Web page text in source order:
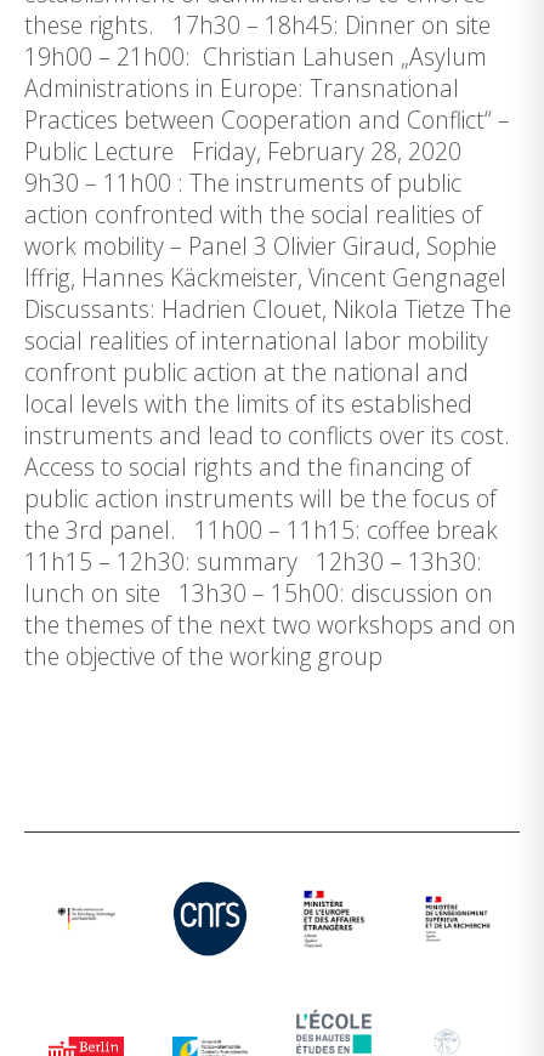
these rights. 17h30 – 18h45: Dinner on site
19h00 – 21h00: Christian Lahusen „Asylum
Administrations in Europe: Transnational
Practices between Cooperation and Conflict“ –
Public Lecture Friday, February 28, 2020
9h30 – 11h00 : The instruments of public
action confronted with the social realities of
work mobility – Panel 3 Olivier Giraud, Sophie
Iffrig, Hannes Käckmeister, Vincent Gengnagel
Discussants: Hadrien Clouet, Nikola Tietze The
social realities of international labor mobility
confront public action at the national and
local levels with the limits of its established
instruments and lead to conflicts over its cost.
Access to social rights and the financing of
public action instruments will be the focus of
the 3rd panel. 11h00 – 11h15: coffee break
11h15 – 12h30: summary 12h30 – 13h30:
lunch on site 13h30 – 15h00: discussion on
the themes of the next two workshops and on
the objective of the working group